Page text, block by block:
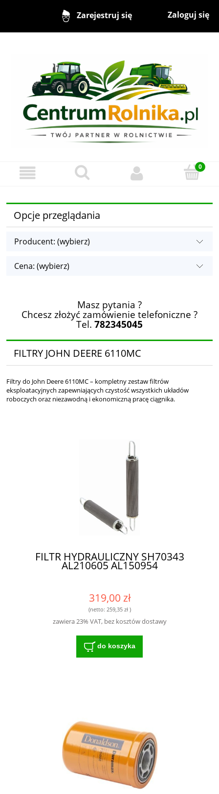
Zarejestruj się Zaloguj się
Opcje przeglądania
Producent: (wybierz)
Cena: (wybierz)
Masz pytania ?
Chcesz złożyć zamówienie telefoniczne ?
Tel. 782345045
FILTRY JOHN DEERE 6110MC
Filtry do John Deere 6110MC – kompletny zestaw filtrów
eksploatacyjnych zapewniających czystość wszystkich układów
roboczych oraz niezawodną i ekonomiczną pracę ciągnika.
FILTR HYDRAULICZNY SH70343
AL210605 AL150954
319,00 zł
(netto: 259,35 zł)
zawiera 23% VAT, bez kosztów dostawy
do koszyka